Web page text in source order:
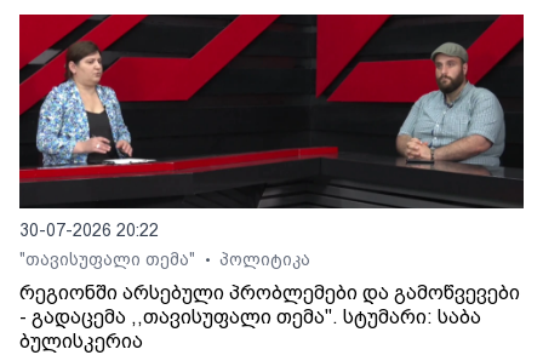
30-07-2026 20:22
"თავისუფალი თემა"
• პოლიტიკა
რეგიონში არსებული პრობლემები და გამოწვევები
- გადაცემა ,,თავისუფალი თემა". სტუმარი: საბა
ბულისკერია